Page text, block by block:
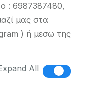
: 6987387480,
μας στα
) ή μεσω της
All